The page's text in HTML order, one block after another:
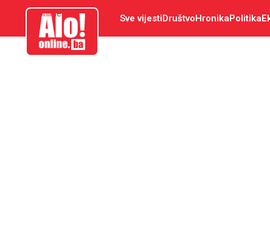
aloonline.ba Sve vijestiDruštvoHronikaPolitika